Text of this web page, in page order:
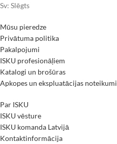
Sv: Slēgts
Mūsu pieredze
Privātuma politika
Pakalpojumi
ISKU profesionāļiem
Katalogi un brošūras
Apkopes un ekspluatācijas noteikumi
Par ISKU
ISKU vēsture
ISKU komanda Latvijā
Kontaktinformācija